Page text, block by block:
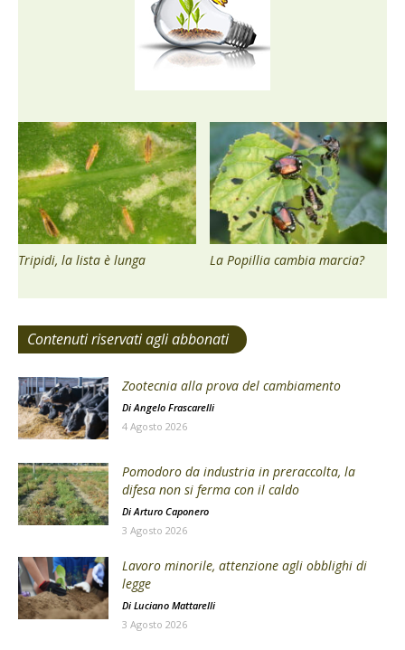
Tripidi, la lista è lunga La Popillia cambia marcia?
Contenuti riservati agli abbonati
Zootecnia alla prova del cambiamento
DiAngelo Frascarelli
4 Agosto 2026
Pomodoro da industria in preraccolta, la
difesa non si ferma con il caldo
Di Arturo Caponero
3 Agosto 2026
Lavoro minorile, attenzione agli obblighi di
legge
Di Luciano Mattarelli
3 Agosto 2026